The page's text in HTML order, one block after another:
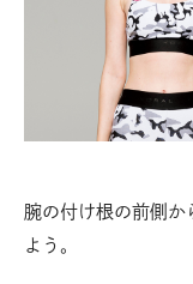
腕の付け根の前側か
よう。